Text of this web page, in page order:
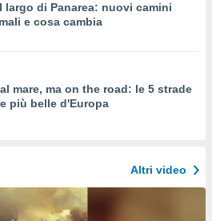
largo di Panarea: nuovi camini
e cosa cambia
mare, ma on the road: le 5 strade
più belle d'Europa
Altri video